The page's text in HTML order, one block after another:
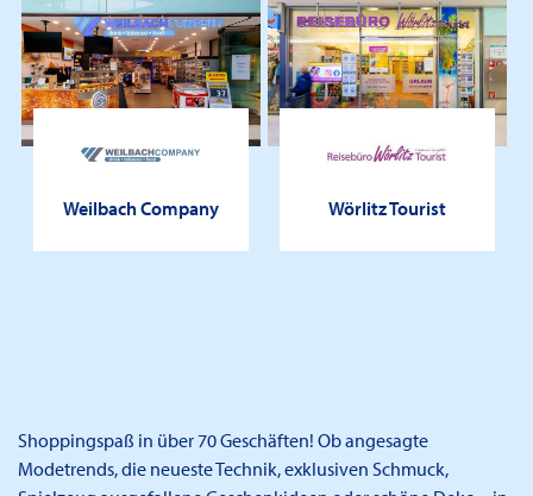
Weilbach Company Wörlitz Tourist
Shoppingspaß in über 70 Geschäften! Ob angesagte
Modetrends, die neueste Technik, exklusiven Schmuck,